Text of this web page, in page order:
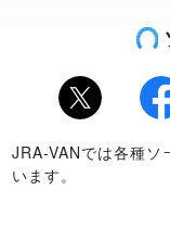
Twitter
JRA-VANでは各種ソ
います。